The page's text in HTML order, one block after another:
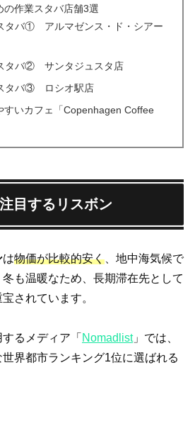
の作業スタバ店舗3選
タバ① アルマゼンス・ド・シアー
タバ② サンタジュスタ店
タバ③ ロシオ駅店
すいカフェ「Copenhagen Coffee
目するリスボン
は物価が比較的安く 、地中海気候で
も温暖なため、長期滞在先として
されています。
るメディア「 Nomadlist」では、
界都市ランキング1位に選ばれる